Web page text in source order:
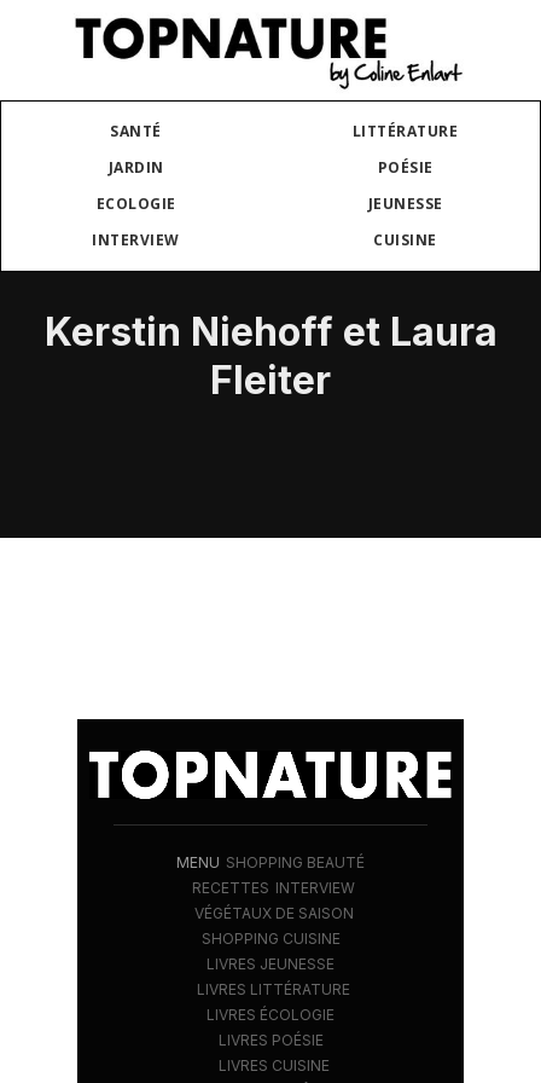
SANTÉ
LITTÉRATURE
JARDIN
POÉSIE
ECOLOGIE
JEUNESSE
INTERVIEW
CUISINE
Kerstin Niehoff et Laura
Fleiter
MENU SHOPPING BEAUTÉ
RECETTES INTERVIEW
VÉGÉTAUX DE SAISON
SHOPPING CUISINE
LIVRES JEUNESSE
LIVRES LITTÉRATURE
LIVRES ÉCOLOGIE
LIVRES POÉSIE
LIVRES CUISINE